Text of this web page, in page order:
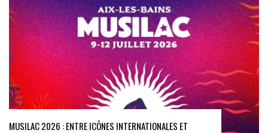
MUSILAC 2026 : ENTRE ICÔNES INTERNATIONALES ET